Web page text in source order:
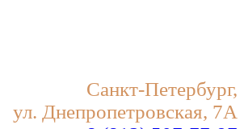
Санкт-Петербург,
ул. Днепропетровская, 7А